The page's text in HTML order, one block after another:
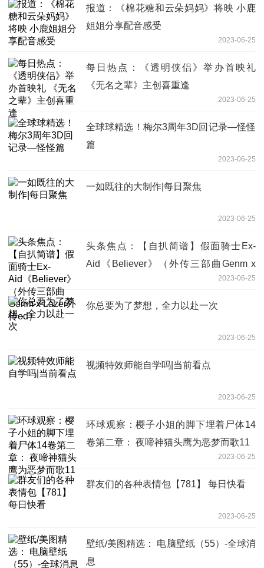
报道：《棉花糖和云朵妈妈》将映 小鹿
姐姐分享配音感受
2023-06-25
每日热点：《透明侠侣》举办首映礼
《无名之辈》主创喜重逢
2023-06-25
全球球精选！梅尔3周年3D回记录—怪怪
篇
2023-06-25
一如既往的大制作|每日聚焦
2023-06-25
头条焦点：【自扒简谱】假面骑士Ex-
Aid《Believer》（外传三部曲Genm x
2023-06-25
你总要为了梦想，全力以赴一次
2023-06-25
视频特效师能自学吗|当前看点
2023-06-25
环球观察：樱子小姐的脚下埋着尸体14
卷第二章： 夜啼神猫头鹰为恶梦而歌11
2023-06-25
群友们的各种表情包【781】 每日快看
2023-06-25
壁纸/美图精选： 电脑壁纸（55）-全球消
息